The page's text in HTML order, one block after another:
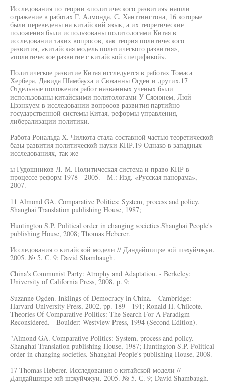
Исследования по теории «политического развития» нашли
отражение в работах Г. Алмонда, С. Ханттингтона, 16 которые
были переведены на китайский язык, а их теоретические
положения были использованы политологами Китая в
исследовании таких вопросов, как теория политического
развития, «китайская модель политического развития»,
«политическое развитие с китайской спецификой».
Политическое развитие Китая исследуется в работах Томаса
Хербера, Давида Шамбауха и Сюзанны Огден и других.17
Отдельные положения работ названных ученых были
использованы китайскими политологами У Сяоюнем, Люй
Цзэнкуем в исследовании вопросов развития партийно-
государственной системы Китая, реформы управления,
либерализации политики.
Работа Рональда X. Чилкота стала составной частью теоретической
базы развития политической науки КНР.19 Однако в западных
исследованиях, так же
ы Гудошников Л. М. Политическая система и право КНР в
процессе реформ 1978 - 2005. - М.: Изд. «Русская панорама»,
2007.
11 Almond GA. Comparative Politics: System, process and policy.
Shanghai Translation publishing House, 1987;
Huntington S.P. Political order in changing societies.Shanghai People's
publishing House, 2008; Thomas Heberer.
Исследования о китайской модели // Дандайшицзе юй шэхуйчжуи.
2005. № 5. С. 9; David Shambaugh.
China's Communist Party: Atrophy and Adaptation. - Berkeley:
University of California Press, 2008, p. 9;
Suzanne Ogden. Inklings of Democracy in China. - Cambridge:
Harvard University Press, 2002, pp. 189 - 191; Ronald H. Chilcote.
Theories Of Comparative Politics: The Search For A Paradigm
Reconsidered. - Boulder: Westview Press, 1994 (Second Edition).
"Almond GA. Comparative Politics: System, process and policy.
Shanghai Translation publishing House, 1987; Huntington S.P. Political
order in changing societies. Shanghai People's publishing House, 2008.
17 Thomas Heberer. Исследования о китайской модели //
Дандайшицзе юй шэхуйчжуи. 2005. № 5. С. 9; David Shambaugh.